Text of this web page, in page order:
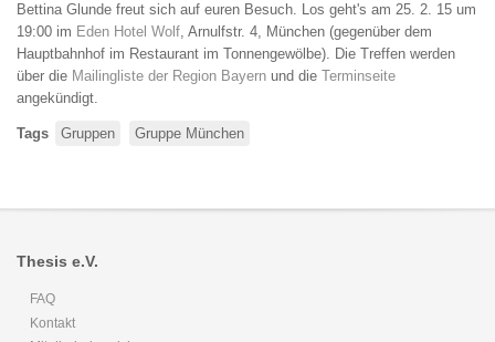
Bettina Glunde freut sich auf euren Besuch. Los geht's am 25. 2. 15 um
19:00 im Eden Hotel Wolf, Arnulfstr. 4, München (gegenüber dem
Hauptbahnhof im Restaurant im Tonnengewölbe). Die Treffen werden
über die Mailingliste der Region Bayern und die Terminseite
angekündigt.
Tags Gruppen Gruppe München
Thesis e.V.
FAQ
Kontakt